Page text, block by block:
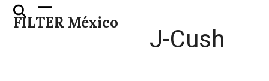
Skip
FILTER México
Open
mobile
Close
mobile
J-Cush